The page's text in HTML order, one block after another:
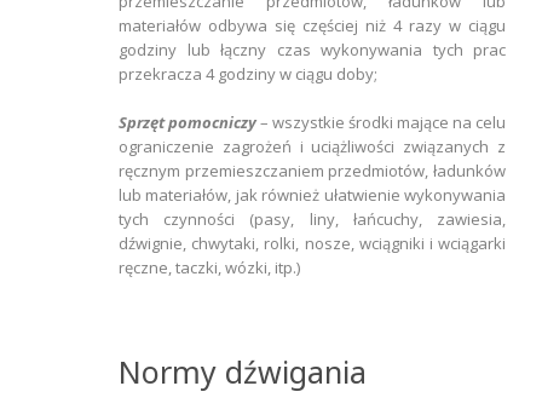
materiałów odbywa się częściej niż 4 razy w ciągu
godziny lub łączny czas wykonywania tych prac
przekracza 4 godziny w ciągu doby;
Sprzęt pomocniczy– wszystkie środki mające na celu
ograniczenie zagrożeń i uciążliwości związanych z
ręcznym przemieszczaniem przedmiotów, ładunków
lub materiałów, jak również ułatwienie wykonywania
tych czynności (pasy, liny, łańcuchy, zawiesia,
dźwignie, chwytaki, rolki, nosze, wciągniki i wciągarki
ręczne, taczki, wózki, itp.)
Normy dźwigania